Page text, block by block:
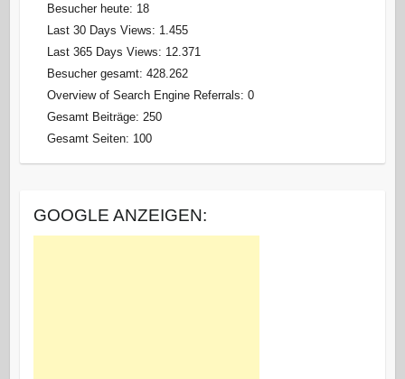
Besucher heute: 18
Last 30 Days Views: 1.455
Last 365 Days Views: 12.371
Besucher gesamt: 428.262
Overview of Search Engine Referrals: 0
Gesamt Beiträge: 250
Gesamt Seiten: 100
GOOGLE ANZEIGEN: